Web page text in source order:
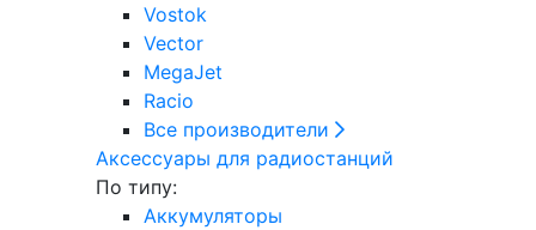
Vostok
Vector
MegaJet
Racio
Все производители
Аксессуары для радиостанций
По типу:
Аккумуляторы